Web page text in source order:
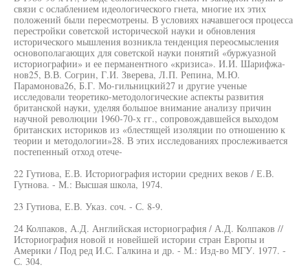
связи с ослаблением идеологического гнета, многие их этих
положений были пересмотрены. В условиях начавшегося процесса
перестройки советской исторической науки и обновления
исторического мышления возникла тенденция переосмысления
основополагающих для советской науки понятий «буржуазной
историографии» и ее перманентного «кризиса». И.И. Шарифжа-
нов25, В.В. Согрин, Г.И. Зверева, Л.П. Репина, М.Ю.
Парамонова26, Б.Г. Мо-гильницкий27 и другие ученые
исследовали теоретико-методологические аспекты развития
британской науки, уделяя большое внимание анализу причин
научной революции 1960-70-х гг., сопровождавшейся выходом
британских историков из «блестящей изоляции по отношению к
теории и методологии»28. В этих исследованиях прослеживается
постепенный отход отече-
22 Гутиова, Е.В. Историография истории средних веков / Е.В.
Гутнова. - М.: Высшая школа, 1974.
23 Гутиова, Е.В. Указ. соч. - С. 8-9.
24 Колпаков, А.Д. Английская историография / А.Д. Колпаков //
Историография новой и новейшей истории стран Европы и
Америки / Под ред И.С. Галкина и др. - М.: Изд-во МГУ. 1977. -
С. 304.